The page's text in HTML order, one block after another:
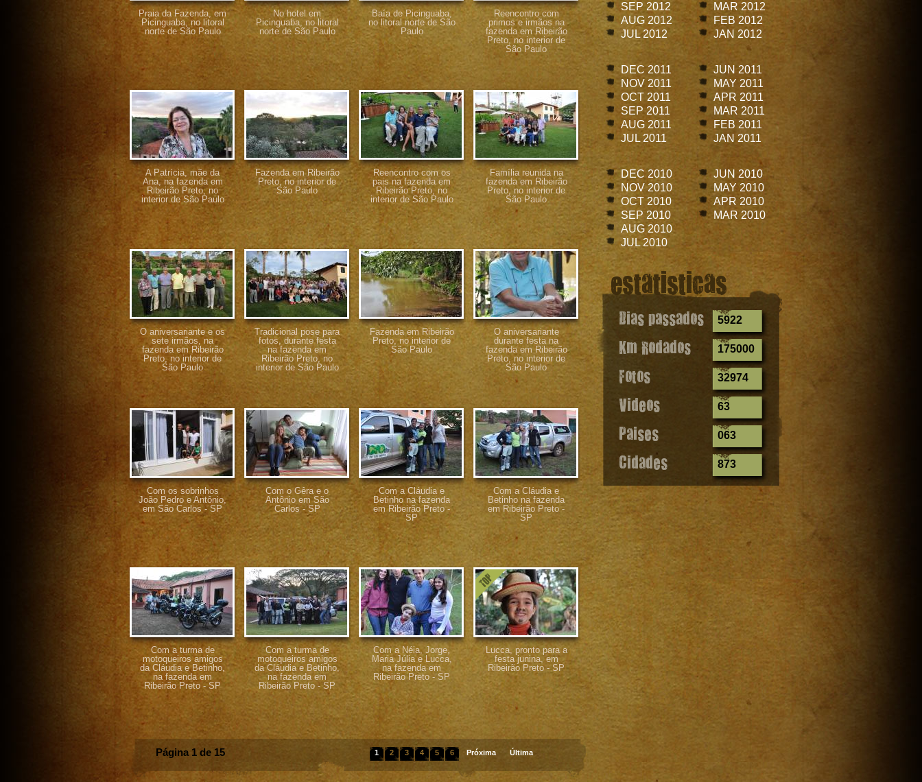
SEP 2012
AUG 2012
JUL 2012
MAR 2012
FEB 2012
JAN 2012
DEC 2011
NOV 2011
OCT 2011
SEP 2011
AUG 2011
JUL 2011
JUN 2011
MAY 2011
APR 2011
MAR 2011
FEB 2011
JAN 2011
DEC 2010
NOV 2010
OCT 2010
SEP 2010
AUG 2010
JUL 2010
JUN 2010
MAY 2010
APR 2010
MAR 2010
estatisticas
Dias passados 5922
Km Rodados 175000
Fotos 32974
Videos 63
Paises 063
Cidades 873
Praia da Fazenda, em
Picinguaba, no litoral
norte de São Paulo
No hotel em
Picinguaba, no litoral
norte de São Paulo
Baía de Picinguaba,
no litoral norte de São
Paulo
Reencontro com
primos e irmãos na
fazenda em Ribeirão
Preto, no interior de
São Paulo
A Patrícia, mãe da
Ana, na fazenda em
Ribeirão Preto, no
interior de São Paulo
Fazenda em Ribeirão
Preto, no interior de
São Paulo
Reencontro com os
pais na fazenda em
Ribeirão Preto, no
interior de São Paulo
Família reunida na
fazenda em Ribeirão
Preto, no interior de
São Paulo
O aniversariante e os
sete irmãos, na
fazenda em Ribeirão
Preto, no interior de
São Paulo
Tradicional pose para
fotos, durante festa
na fazenda em
Ribeirão Preto, no
interior de São Paulo
Fazenda em Ribeirão
Preto, no interior de
São Paulo
O aniversariante
durante festa na
fazenda em Ribeirão
Preto, no interior de
São Paulo
Com os sobrinhos
João Pedro e Antônio,
em São Carlos - SP
Com o Gêra e o
Antônio em São
Carlos - SP
Com a Cláudia e
Betinho na fazenda
em Ribeirão Preto -
SP
Com a Cláudia e
Betinho na fazenda
em Ribeirão Preto -
SP
Com a turma de
motoqueiros amigos
da Cláudia e Betinho,
na fazenda em
Ribeirão Preto - SP
Com a turma de
motoqueiros amigos
da Cláudia e Betinho,
na fazenda em
Ribeirão Preto - SP
Com a Néia, Jorge,
Maria Júlia e Lucca,
na fazenda em
Ribeirão Preto - SP
Lucca, pronto para a
festa junina, em
Ribeirão Preto - SP
1 2 3 4 5 6 Próxima Última
Página 1 de 15